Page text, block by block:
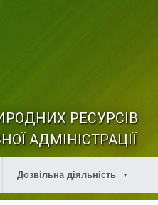
РЕСУРСІВ
АДМІНІСТРАЦІЇ
Дозвільна діяльність